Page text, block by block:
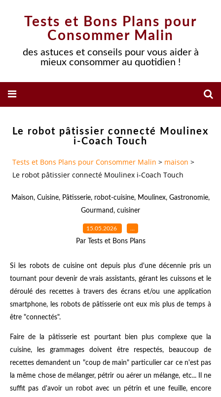
Tests et Bons Plans pour
Consommer Malin
des astuces et conseils pour vous aider à
mieux consommer au quotidien !
Le robot pâtissier connecté Moulinex
i-Coach Touch
Tests et Bons Plans pour Consommer Malin > maison >
Le robot pâtissier connecté Moulinex i-Coach Touch
Maison, Cuisine, Pâtisserie, robot-cuisine, Moulinex, Gastronomie,
Gourmand , cuisiner
15.05.2026 …
Par Tests et Bons Plans
Si les robots de cuisine ont depuis plus d'une décennie pris un
tournant pour devenir de vrais assistants, gérant les cuissons et le
déroulé des recettes à travers des écrans et/ou une application
smartphone, les robots de pâtisserie ont eux mis plus de temps à
être "connectés".
Faire de la pâtisserie est pourtant bien plus complexe que la
cuisine, les grammages doivent être respectés, beaucoup de
recettes demandent un "coup de main" particulier car ce n'est pas
la même chose de mélanger, pétrir ou aérer un mélange, etc... Il ne
suffit pas d'avoir un robot avec un pétrin et une feuille, encore